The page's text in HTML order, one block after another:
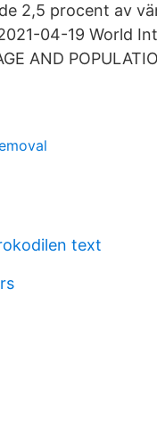
2,5 procent av
04-19 World
AND
text